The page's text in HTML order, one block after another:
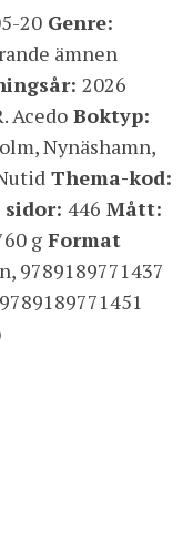
20Genre:
ämnen
2026
AcedoBoktyp:
Nynäshamn,
Thema-kod:
446 Mått:
g Format
9789189771437